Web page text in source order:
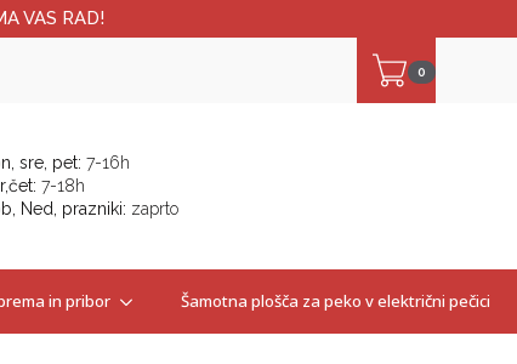
VAS RAD!
0
sre, pet: 7-16h
7-18h
Ned, prazniki: zaprto
in pribor Šamotna plošča za peko v električni pečici